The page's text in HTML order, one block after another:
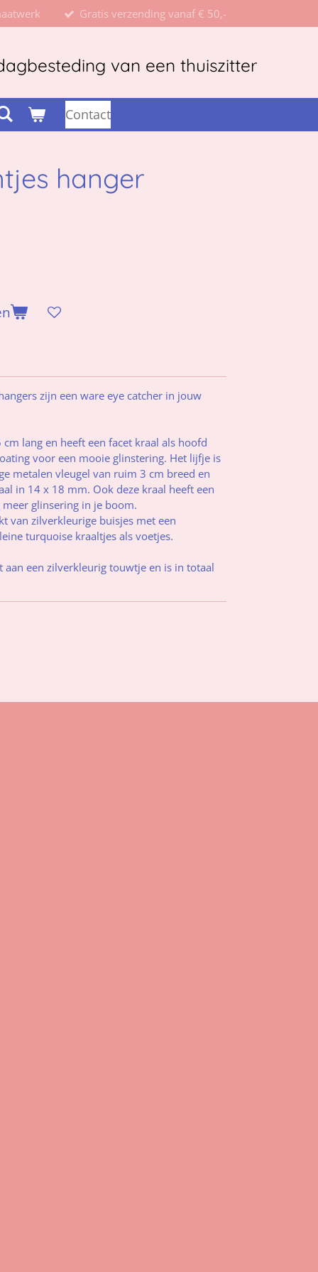
Gratis verzending vanaf € 50,-
van een thuiszitter
Contact
hanger
zijn een ware eye catcher in jouw
lang en heeft een facet kraal als hoofd
voor een mooie glinstering. Het lijfje is
metalen vleugel van ruim 3 cm breed en
in 14 x 18 mm. Ook deze kraal heeft een
glinsering in je boom.
van zilverkleurige buisjes met een
turquoise kraaltjes als voetjes.
aan een zilverkleurig touwtje en is in totaal